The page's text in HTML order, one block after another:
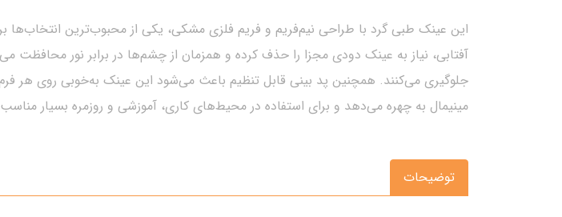
آفتابی، نیاز به عینک دودی مجزا را حذف کرده و همزمان از چشم‌ها در برابر نور محافظت
جلوگیری می‌کنند. همچنین پد بینی قابل تنظیم باعث می‌شود این عینک به‌خوبی روی
مینیمال به چهره می‌دهد و برای استفاده در محیط‌های کاری، آموزشی و روزمره بسیار
توضیحات